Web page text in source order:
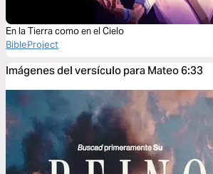
En la Tierra como en el Cielo
BibleProject
Imágenes del versículo para Mateo 6:33